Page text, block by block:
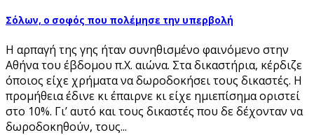
Σόλων, ο σοφός που πολέμησε την υπερβολή
Η αρπαγή της γης ήταν συνηθισμένο φαινόμενο στην
Αθήνα του έβδομου π.Χ. αιώνα. Στα δικαστήρια, κέρδιζε
όποιος είχε χρήματα να δωροδοκήσει τους δικαστές. Η
προμήθεια έδινε κι έπαιρνε κι είχε ημιεπίσημα οριστεί
στο 10%. Γι’ αυτό και τους δικαστές που δε δέχονταν να
δωροδοκηθούν, τους...